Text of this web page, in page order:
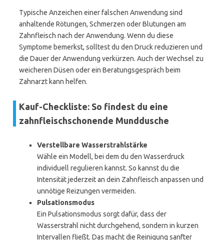
Typische Anzeichen einer falschen Anwendung sind
anhaltende Rötungen, Schmerzen oder Blutungen am
Zahnfleisch nach der Anwendung. Wenn du diese
Symptome bemerkst, solltest du den Druck reduzieren und
die Dauer der Anwendung verkürzen. Auch der Wechsel zu
weicheren Düsen oder ein Beratungsgespräch beim
Zahnarzt kann helfen.
Kauf-Checkliste: So findest du eine
zahnfleischschonende Munddusche
Verstellbare Wasserstrahlstärke
Wähle ein Modell, bei dem du den Wasserdruck
individuell regulieren kannst. So kannst du die
Intensität jederzeit an dein Zahnfleisch anpassen und
unnötige Reizungen vermeiden.
Pulsationsmodus
Ein Pulsationsmodus sorgt dafür, dass der
Wasserstrahl nicht durchgehend, sondern in kurzen
Intervallen fließt. Das macht die Reinigung sanfter